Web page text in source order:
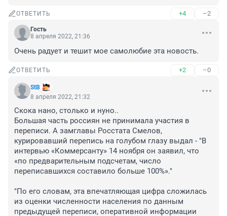
ОТВЕТИТЬ +4 –2
Гость
8 апреля 2022, 21:36
Очень радует и тешит мое самолюбие эта новость.
ОТВЕТИТЬ +2 –0
StB
8 апреля 2022, 21:32
Скока нано, столько и нуно..
Большая часть россиян не принимала участия в
переписи. А замглавы Росстата Смелов,
курировавший перепись на голубом глазу выдал - "В
интервью «Коммерсанту» 14 ноября он заявил, что
«по предварительным подсчетам, число
переписавшихся составило больше 100%»."
"По его словам, эта впечатляющая цифра сложилась
из оценки численности населения по данным
предыдущей переписи, оперативной информации